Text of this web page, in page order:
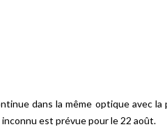
dans la même optique avec la
est prévue pour le 22 août.